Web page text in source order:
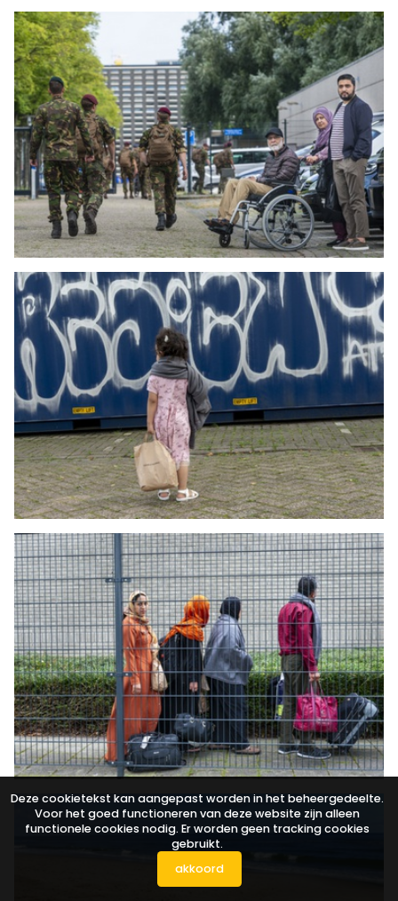
Deze cookietekst kan aangepast worden in het beheergedeelte.
Voor het goed functioneren van deze website zijn alleen
functionele cookies nodig. Er worden geen tracking cookies
gebruikt.
akkoord